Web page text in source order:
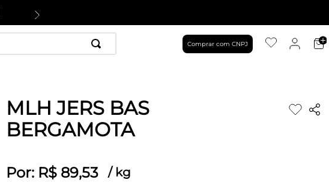
Comprar com CNPJ
MLH JERS BAS
BERGAMOTA
Por: R$ 89,53 / kg